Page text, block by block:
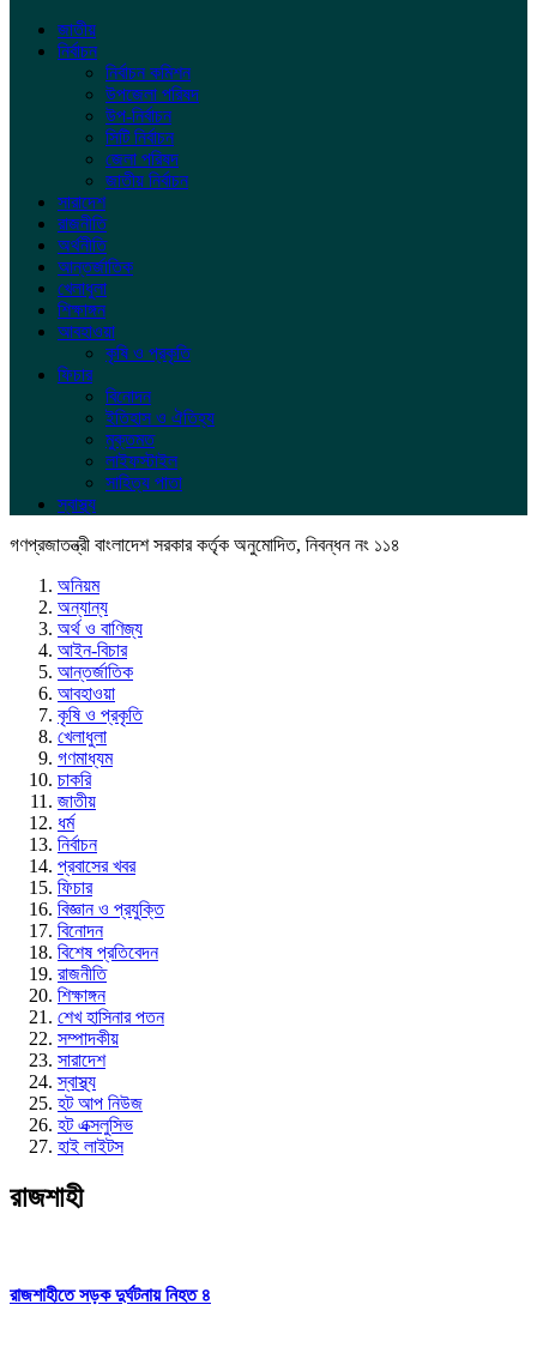
জাতীয়
নির্বাচন
নির্বাচন কমিশন
উপজেলা পরিষদ
উপ-নির্বাচন
সিটি নির্বাচন
জেলা পরিষদ
জাতীয় নির্বাচন
সারাদেশ
রাজনীতি
অর্থনীতি
আন্তর্জাতিক
খেলাধুলা
শিক্ষাঙ্গন
আবহাওয়া
কৃষি ও প্রকৃতি
ফিচার
বিনোদন
ইতিহাস ও ঐতিহ্য
মুক্তমত
লাইফস্টাইল
সাহিত্য পাতা
স্বাস্থ্য
গণপ্রজাতন্ত্রী বাংলাদেশ সরকার কর্তৃক অনুমোদিত, নিবন্ধন নং ১১৪
অনিয়ম
অন্যান্য
অর্থ ও বাণিজ্য
আইন-বিচার
আন্তর্জাতিক
আবহাওয়া
কৃষি ও প্রকৃতি
খেলাধুলা
গণমাধ্যম
চাকরি
জাতীয়
ধর্ম
নির্বাচন
প্রবাসের খবর
ফিচার
বিজ্ঞান ও প্রযুক্তি
বিনোদন
বিশেষ প্রতিবেদন
রাজনীতি
শিক্ষাঙ্গন
শেখ হাসিনার পতন
সম্পাদকীয়
সারাদেশ
স্বাস্থ্য
হট আপ নিউজ
হট এক্সলুসিভ
হাই লাইটস
রাজশাহী
রাজশাহীতে সড়ক দুর্ঘটনায় নিহত ৪